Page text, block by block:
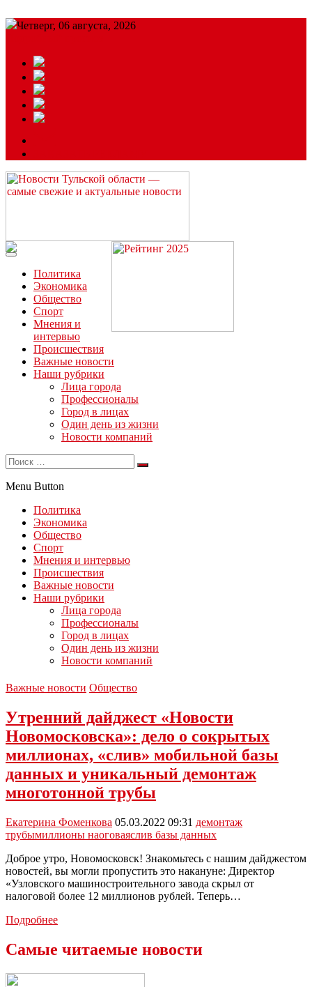
Четверг, 06 августа, 2026
Читайте последние новости дня в Тульской области на сайте
“ЗаНовомосковск”
Политика
Экономика
Общество
Спорт
Мнения и
интервью
Происшествия
Важные новости
Наши рубрики
Лица города
Профессионалы
Город в лицах
Один день из жизни
Новости компаний
Menu Button
Политика
Экономика
Общество
Спорт
Мнения и интервью
Происшествия
Важные новости
Наши рубрики
Лица города
Профессионалы
Город в лицах
Один день из жизни
Новости компаний
Важные новости Общество
Утренний дайджест «Новости
Новомосковска»: дело о сокрытых
миллионах, «слив» мобильной базы
данных и уникальный демонтаж
многотонной трубы
Екатерина Фоменкова 05.03.2022 09:31 демонтаж
трубымиллионы наоговаяслив базы данных
Доброе утро, Новомосковск! Знакомьтесь с нашим дайджестом
новостей, вы могли пропустить это накануне: Директор
«Узловского машиностроительного завода скрыл от
налоговой более 12 миллионов рублей. Теперь…
ПодробнееУтренний
Новомосковска»:
Самые читаемые новости